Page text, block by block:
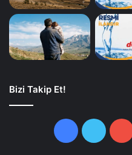
Bizi Takip Et!
Facebook